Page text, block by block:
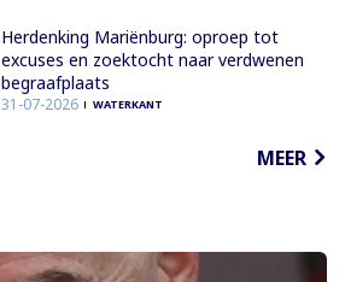
Herdenking Mariënburg: oproep tot
excuses en zoektocht naar verdwenen
begraafplaats
31-07-2026 WATERKANT
MEER